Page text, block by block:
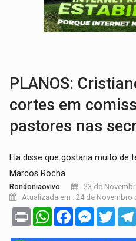
PROCESSO
PLANOS:
cortes em
pastores nas
Ela disse que gostaria muito de
Marcos Rocha
Rondoniaovivo
23 de
Atualizada em : 24 de Novembro
Print WhatsAppFacebookMessenger